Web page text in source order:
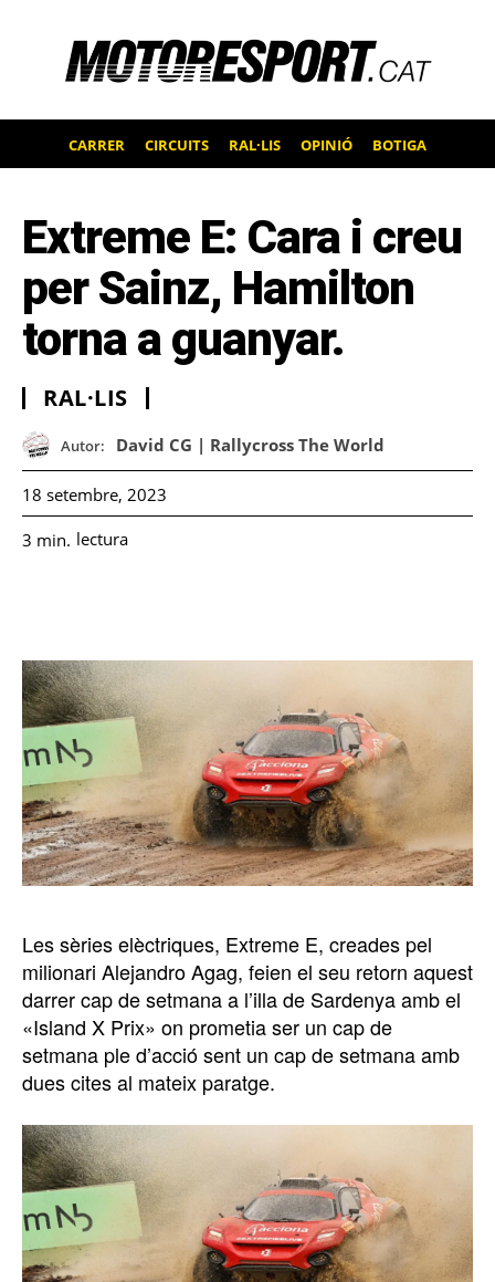
CARRER CIRCUITS RAL·LIS OPINIÓ BOTIGA
Extreme E: Cara i creu
per Sainz, Hamilton
torna a guanyar.
RAL·LIS
Autor: David CG | Rallycross The World
18 setembre, 2023
3 min. lectura
Les sèries elèctriques, Extreme E, creades pel
milionari Alejandro Agag, feien el seu retorn aquest
darrer cap de setmana a l’illa de Sardenya amb el
«Island X Prix» on prometia ser un cap de
setmana ple d’acció sent un cap de setmana amb
dues cites al mateix paratge.